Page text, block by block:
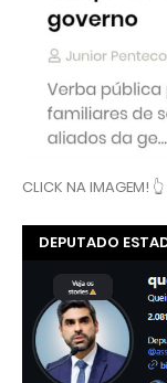
CLICK NA IMAGEM! 👆
DEPUTADO